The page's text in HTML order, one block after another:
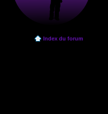
Index du forum